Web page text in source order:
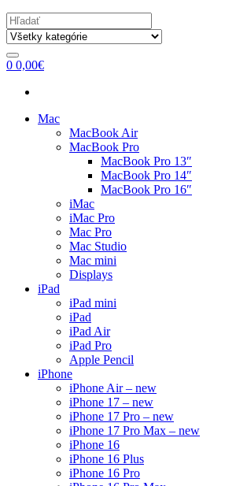
Search
for:
0 0,00€
Mac
MacBook Air
MacBook Pro
MacBook Pro 13″
MacBook Pro 14″
MacBook Pro 16″
iMac
iMac Pro
Mac Pro
Mac Studio
Mac mini
Displays
iPad
iPad mini
iPad
iPad Air
iPad Pro
Apple Pencil
iPhone
iPhone Air – new
iPhone 17 – new
iPhone 17 Pro – new
iPhone 17 Pro Max – new
iPhone 16
iPhone 16 Plus
iPhone 16 Pro